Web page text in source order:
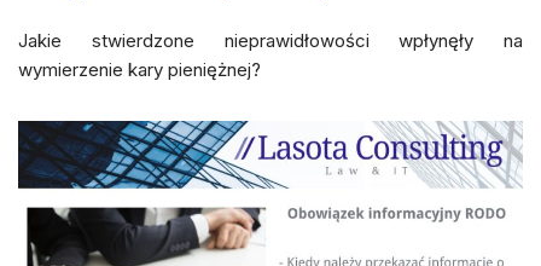
Jakie stwierdzone nieprawidłowości wpłynęły na
wymierzenie kary pieniężnej?